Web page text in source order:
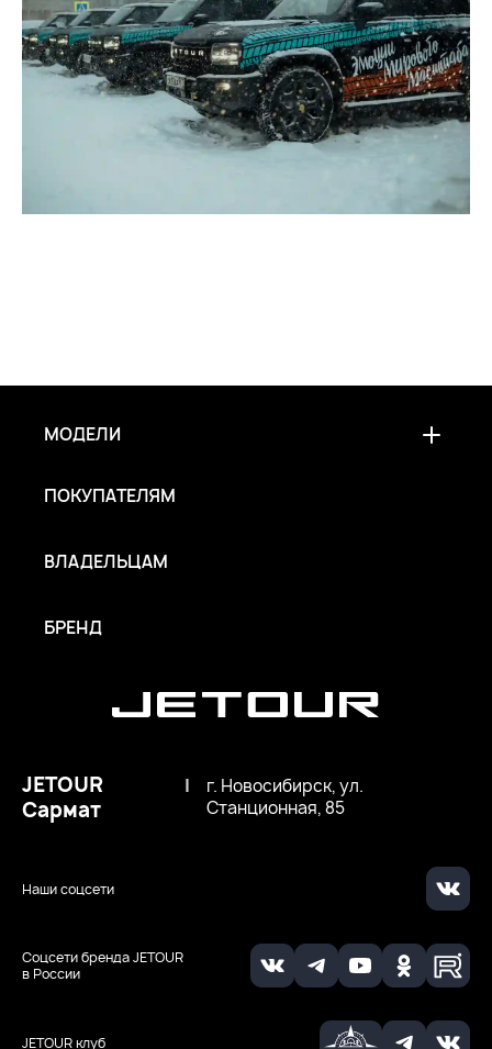
JETOUR клуб
Соцсети бренда JETOUR
в России
Наши соцсети
JETOUR
Сармат
|
г. Новосибирск, ул.
Станционная, 85
МОДЕЛИ
ПОКУПАТЕЛЯМ
ВЛАДЕЛЬЦАМ
БРЕНД